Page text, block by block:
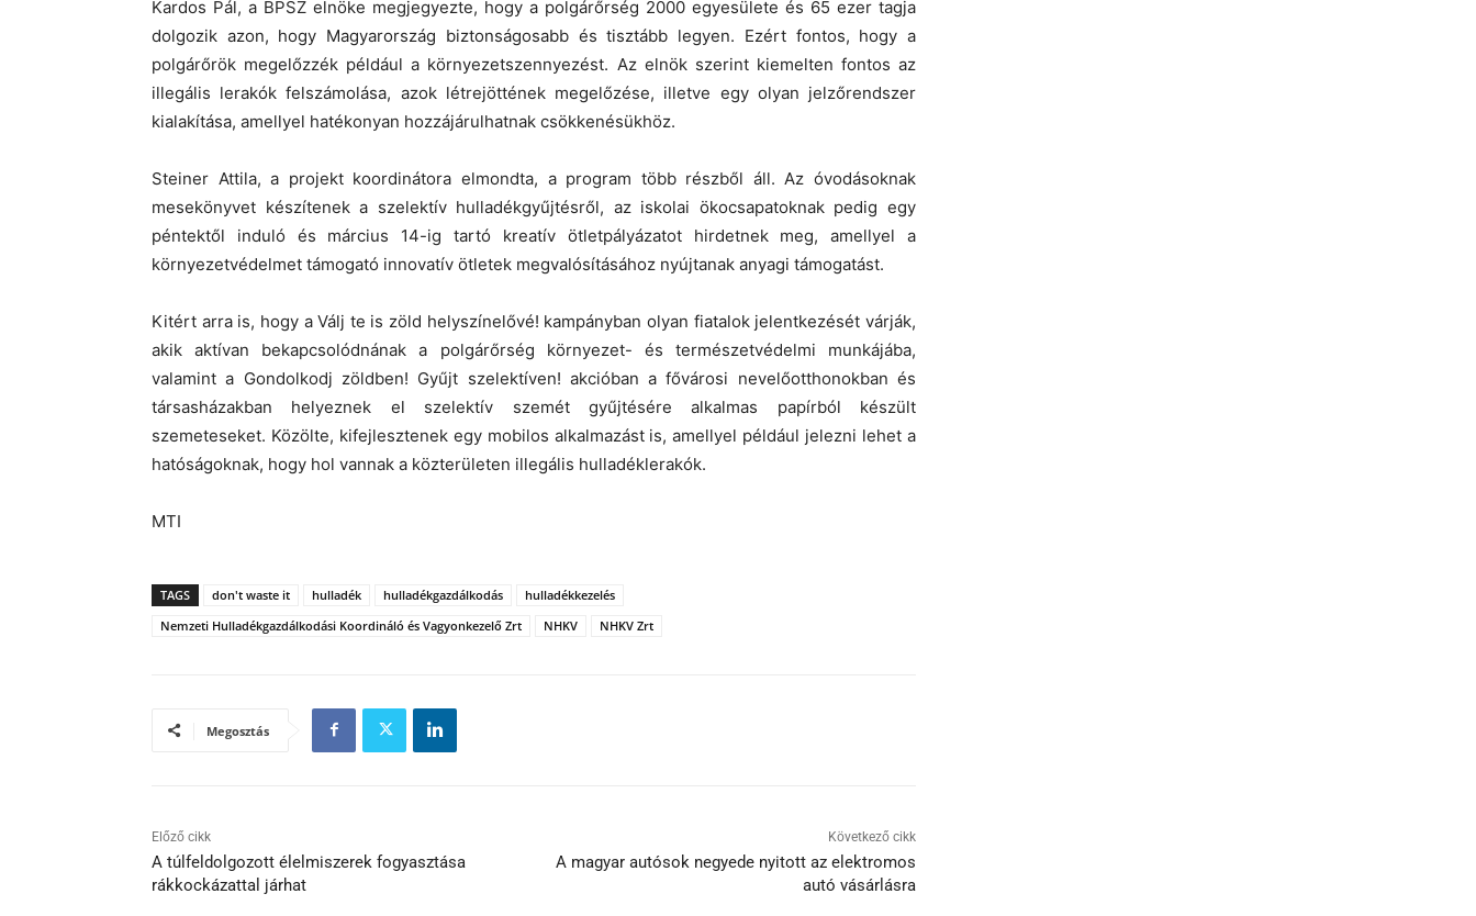
Kardos Pál, a BPSZ elnöke megjegyezte, hogy a polgárőrség 2000 egyesülete és 65 ezer tagja
dolgozik azon, hogy Magyarország biztonságosabb és tisztább legyen. Ezért fontos, hogy a
polgárőrök megelőzzék például a környezetszennyezést. Az elnök szerint kiemelten fontos az
illegális lerakók felszámolása, azok létrejöttének megelőzése, illetve egy olyan jelzőrendszer
kialakítása, amellyel hatékonyan hozzájárulhatnak csökkenésükhöz.
Steiner Attila, a projekt koordinátora elmondta, a program több részből áll. Az óvodásoknak
mesekönyvet készítenek a szelektív hulladékgyűjtésről, az iskolai ökocsapatoknak pedig egy
péntektől induló és március 14-ig tartó kreatív ötletpályázatot hirdetnek meg, amellyel a
környezetvédelmet támogató innovatív ötletek megvalósításához nyújtanak anyagi támogatást.
Kitért arra is, hogy a Válj te is zöld helyszínelővé! kampányban olyan fiatalok jelentkezését várják,
akik aktívan bekapcsolódnának a polgárőrség környezet- és természetvédelmi munkájába,
valamint a Gondolkodj zöldben! Gyűjt szelektíven! akcióban a fővárosi nevelőotthonokban és
társasházakban helyeznek el szelektív szemét gyűjtésére alkalmas papírból készült
szemeteseket. Közölte, kifejlesztenek egy mobilos alkalmazást is, amellyel például jelezni lehet a
hatóságoknak, hogy hol vannak a közterületen illegális hulladéklerakók.
MTI
TAGS don't waste it hulladék hulladékgazdálkodás
hulladékkezelés
Nemzeti Hulladékgazdálkodási Koordináló és Vagyonkezelő Zrt
NHKV NHKV Zrt
Megosztás
Előző cikk
A túlfeldolgozott élelmiszerek fogyasztása
rákkockázattal járhat
Következő cikk
A magyar autósok negyede nyitott az elektromos
autó vásárlásra